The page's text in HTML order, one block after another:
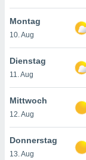
finden
. Sie
jederzeit
Rand
Montag
10. Aug
Dienstag
11. Aug
Mittwoch
12. Aug
Donnerstag
13. Aug